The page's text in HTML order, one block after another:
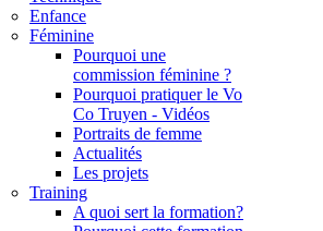
Enfance
Féminine
Pourquoi une
commission féminine ?
Pourquoi pratiquer le Vo
Co Truyen - Vidéos
Portraits de femme
Actualités
Les projets
Training
A quoi sert la formation?